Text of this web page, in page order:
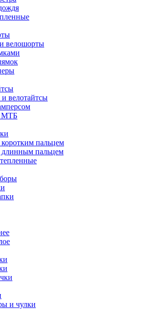
велошорты
велотайтсы
МТБ
пальцем
длинным пальцем
и чулки